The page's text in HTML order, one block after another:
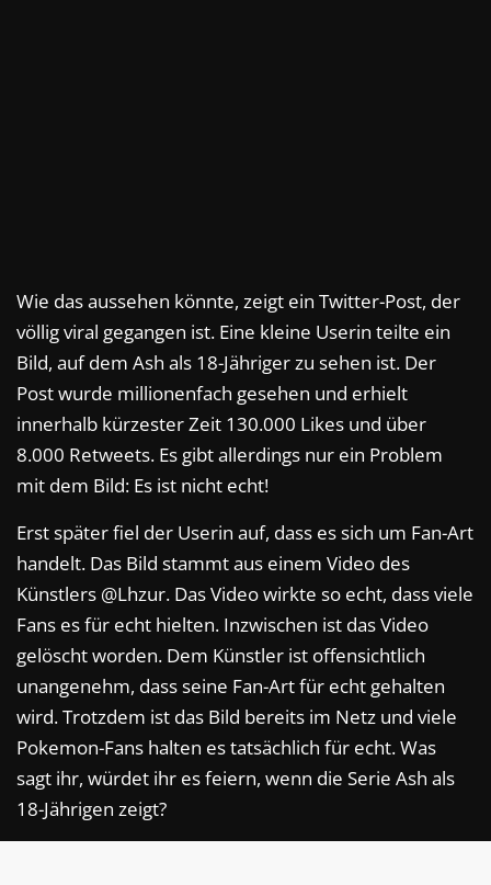
Wie das aussehen könnte, zeigt ein Twitter-Post, der
völlig viral gegangen ist. Eine kleine Userin teilte ein
Bild, auf dem Ash als 18-Jähriger zu sehen ist. Der
Post wurde millionenfach gesehen und erhielt
innerhalb kürzester Zeit 130.000 Likes und über
8.000 Retweets. Es gibt allerdings nur ein Problem
mit dem Bild: Es ist nicht echt!
Erst später fiel der Userin auf, dass es sich um Fan-Art
handelt. Das Bild stammt aus einem Video des
Künstlers @Lhzur. Das Video wirkte so echt, dass viele
Fans es für echt hielten. Inzwischen ist das Video
gelöscht worden. Dem Künstler ist offensichtlich
unangenehm, dass seine Fan-Art für echt gehalten
wird. Trotzdem ist das Bild bereits im Netz und viele
Pokemon-Fans halten es tatsächlich für echt. Was
sagt ihr, würdet ihr es feiern, wenn die Serie Ash als
18-Jährigen zeigt?